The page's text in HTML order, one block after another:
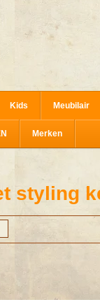
Kids Meubilair
Merken
styling